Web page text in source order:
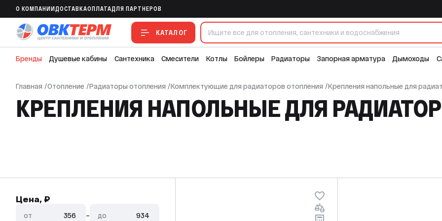
O КОМПАНИИ ДОСТАВКАОПЛАТАДЛЯ ПАРТНЕРОВ
КАТАЛОГ
Бренды Душевые кабины Сантехника Смесители Котлы Бойлеры Радиаторы Запорная арматура Дымоходы
Главная /Отопление /Радиаторы отопления /Комплектующие для радиаторов отопления /Крепления напольные для
КРЕПЛЕНИЯ НАПОЛЬНЫЕ ДЛЯ
Цена, ₽
от – до